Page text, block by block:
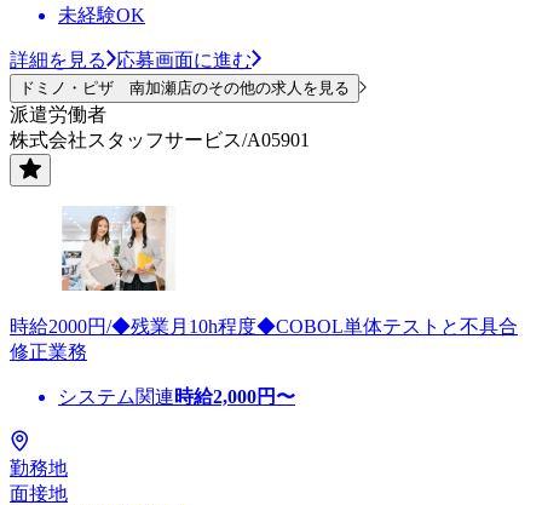
未経験OK
詳細を見る 応募画面に進む
ドミノ・ピザ 南加瀬店のその他の求人を見る
派遣労働者
株式会社スタッフサービス/A05901
時給2000円/◆残業月10h程度◆COBOL単体テストと不具合
修正業務
システム関連時給2,000円〜
勤務地
面接地